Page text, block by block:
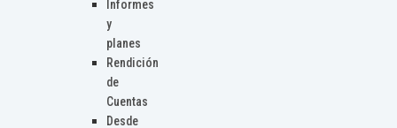
Informes
y
planes
Rendición
de
Cuentas
Desde